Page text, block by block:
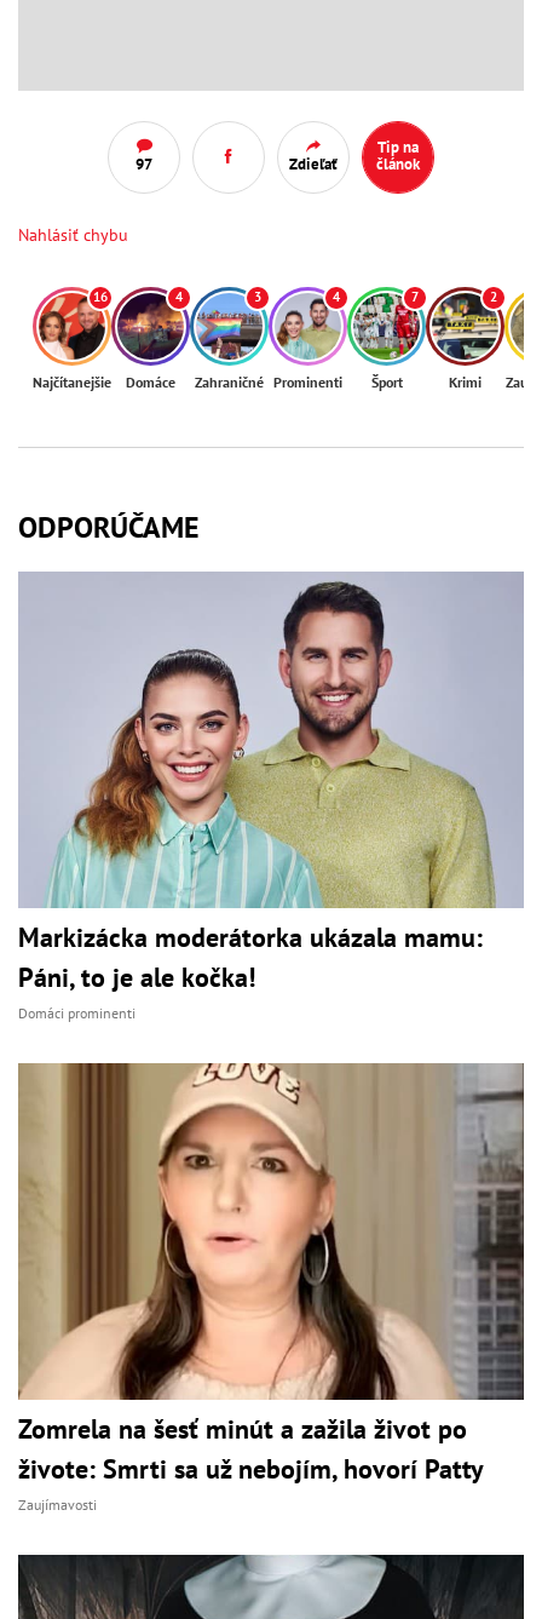
97 Zdieľať
Tip na
článok
Nahlásiť chybu
16
Najčítanejšie
4
Domáce
3
Zahraničné
4
Prominenti
7
Šport
2
Krimi
ODPORÚČAME
Markizácka moderátorka ukázala mamu:
Páni, to je ale kočka!
Domáci prominenti
Zomrela na šesť minút a zažila život po
živote: Smrti sa už nebojím, hovorí Patty
Zaujímavosti